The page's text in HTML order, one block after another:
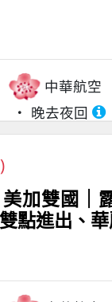
中華航空
晚去夜回
美加雙國
點進出、